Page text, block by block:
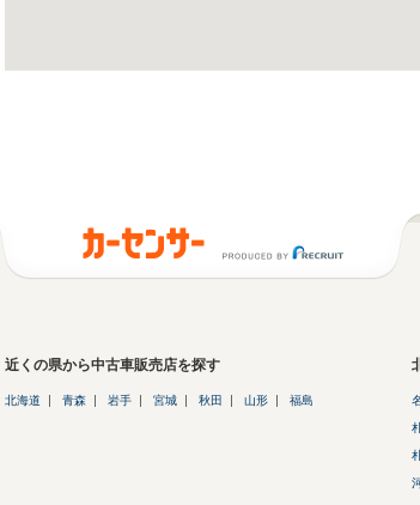
近くの県から中古車販売店を探す
北海道 青森 岩手 宮城 秋田 山形 福島